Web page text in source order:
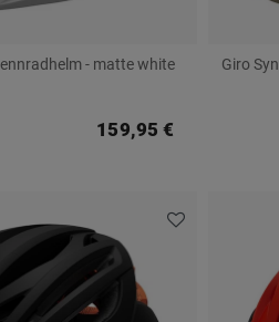
- matte white
159,95 €
Giro